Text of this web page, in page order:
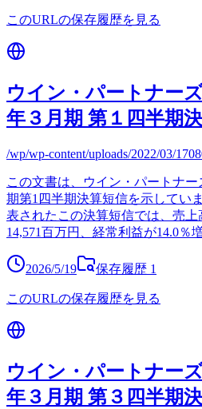
このURLの保存履歴を見る
ウイン・パートナー
年３月期 第１四半期
/wp/wp-content/uploads/2022/03/
この文書は、ウイン・パートナー
期第1四半期決算短信を示してい
表されたこの決算短信では、売
14,571百万円、経常利益が14.0％
2026/5/19 保存履歴 1
このURLの保存履歴を見る
ウイン・パートナー
年３月期 第３四半期